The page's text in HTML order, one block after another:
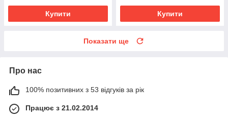
Купити Купити
Показати ще
Про нас
100% позитивних з 53 відгуків за рік
Працює з 21.02.2014